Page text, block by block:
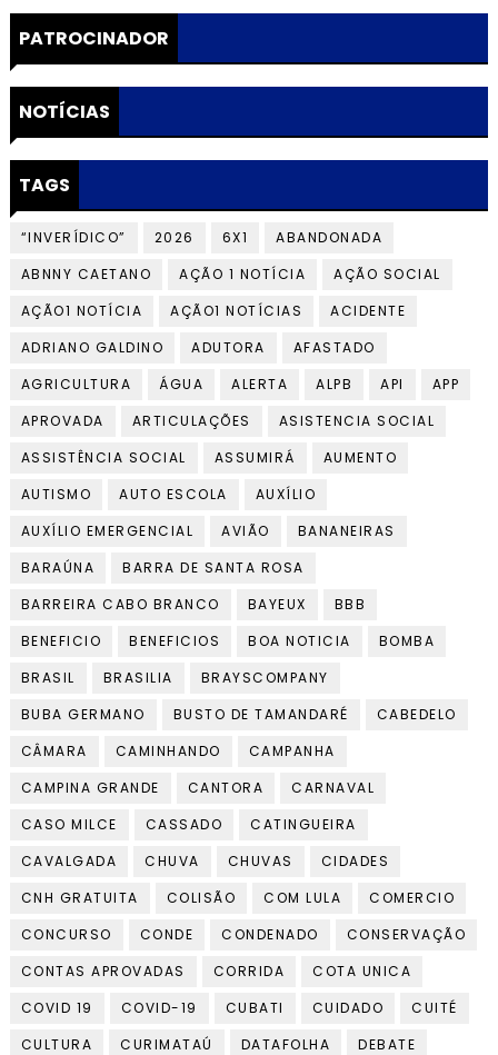
PATROCINADOR
NOTÍCIAS
TAGS
“INVERÍDICO” 2026 6X1
ABANDONADA
ABNNY CAETANO
AÇÃO 1 NOTÍCIA
AÇÃO SOCIAL
AÇÃO1 NOTÍCIA
AÇÃO1 NOTÍCIAS
ACIDENTE
ADRIANO GALDINO
ADUTORA
AFASTADO
AGRICULTURA
ÁGUA ALERTA ALPB API
APP
APROVADA
ARTICULAÇÕES
ASISTENCIA SOCIAL
ASSISTÊNCIA SOCIAL
ASSUMIRÁ
AUMENTO
AUTISMO
AUTO ESCOLA
AUXÍLIO
AUXÍLIO EMERGENCIAL
AVIÃO
BANANEIRAS
BARAÚNA
BARRA DE SANTA ROSA
BARREIRA CABO BRANCO
BAYEUX
BBB
BENEFICIO
BENEFICIOS BOA NOTICIA
BOMBA
BRASIL
BRASILIA
BRAYSCOMPANY
BUBA GERMANO
BUSTO DE TAMANDARÉ
CABEDELO
CÂMARA
CAMINHANDO
CAMPANHA
CAMPINA GRANDE
CANTORA
CARNAVAL
CASO MILCE
CASSADO
CATINGUEIRA
CAVALGADA
CHUVA CHUVAS
CIDADES
CNH GRATUITA
COLISÃO COM LULA
COMERCIO
CONCURSO
CONDE CONDENADO
CONSERVAÇÃO
CONTAS APROVADAS
CORRIDA
COTA UNICA
COVID 19
COVID-19 CUBATI CUIDADO
CUITÉ
CULTURA
CURIMATAÚ DATAFOLHA
DEBATE